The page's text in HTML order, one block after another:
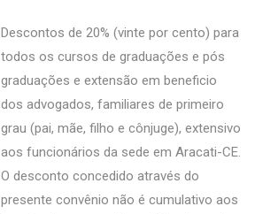
Descontos de 20% (vinte por cento) para
todos os cursos de graduações e pós
graduações e extensão em beneficio
dos advogados, familiares de primeiro
grau (pai, mãe, filho e cônjuge), extensivo
aos funcionários da sede em Aracati-CE.
O desconto concedido através do
presente convênio não é cumulativo aos